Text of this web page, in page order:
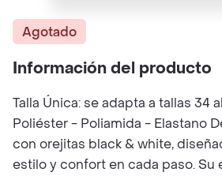
Agotado
Información del producto
Talla Única: se adapta a tallas 34
Poliéster - Poliamida - Elastano
con orejitas black & white,
estilo y confort en cada paso. Su